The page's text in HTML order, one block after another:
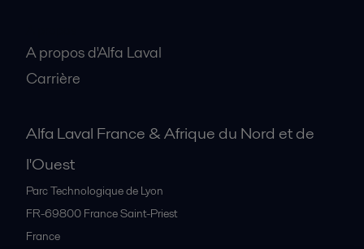
A propos d'Alfa Laval
Carrière
Alfa Laval France & Afrique du Nord et de
l'Ouest
Parc Technologique de Lyon
FR-69800 France Saint-Priest
France